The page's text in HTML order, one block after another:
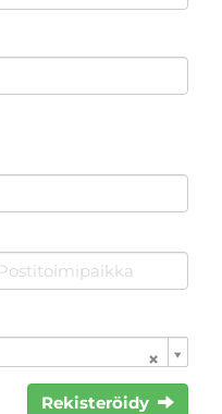
Rekisteröidy